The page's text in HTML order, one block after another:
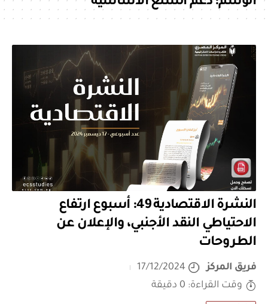
النشرة الاقتصادية 49: أسبوع ارتفاع
الاحتياطي النقد الأجنبي، والإعلان عن
الطروحات
فريق المركز
17/12/2024
وقت القراءة: 0 دقيقة